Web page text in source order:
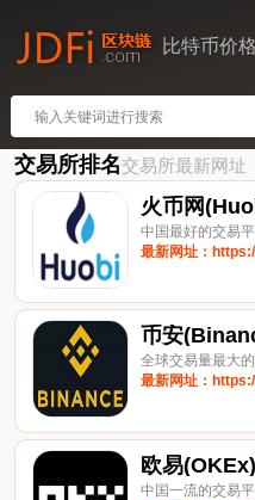
比特币价
交易所排名交易所最新网址
火币网
中国最好的交易
最新网址：
币安
全球交易量最大
最新网址：
欧易(OKEx)
中国一流的交易